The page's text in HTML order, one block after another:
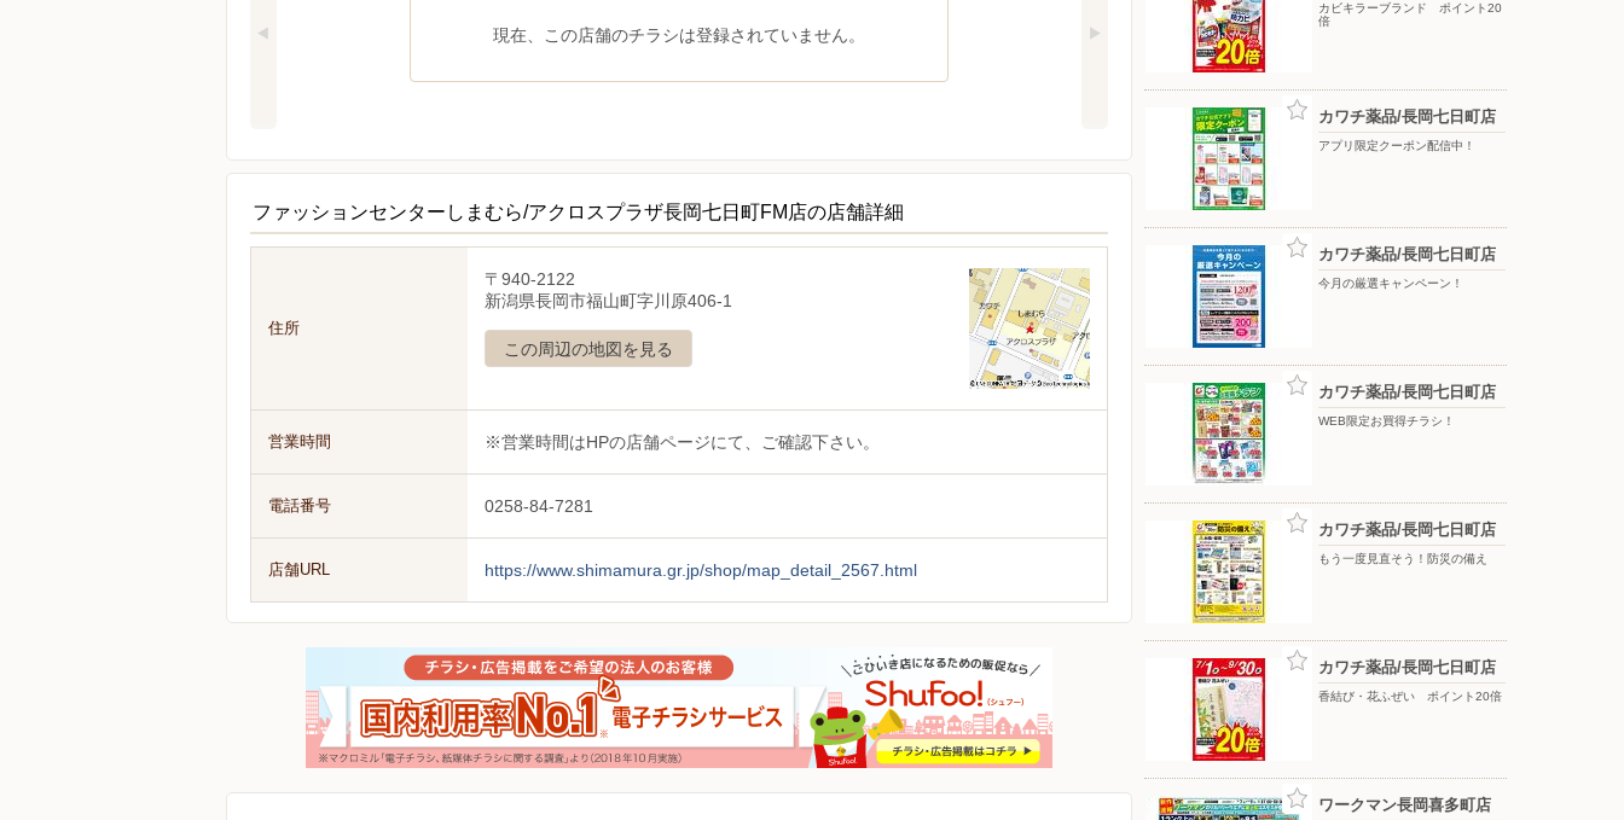
現在、この店舗のチラシは登録されていません。
ファッションセンターしまむら/アクロスプラザ長岡七日町FM店の店舗詳細
住所
〒940-2122
新潟県長岡市福山町字川原406-1
この周辺の地図を見る
営業時間 ※営業時間はHPの店舗ページにて、ご確認下さい。
電話番号 0258-84-7281
店舗URL https://www.shimamura.gr.jp/shop/map_detail_2567.html
カビキラーブランド ポイント20
倍
カワチ薬品/長岡七日町店
アプリ限定クーポン配信中！
カワチ薬品/長岡七日町店
今月の厳選キャンペーン！
カワチ薬品/長岡七日町店
WEB限定お買得チラシ！
カワチ薬品/長岡七日町店
もう一度見直そう！防災の備え
カワチ薬品/長岡七日町店
香結び・花ふぜい ポイント20倍
ワークマン長岡喜多町店